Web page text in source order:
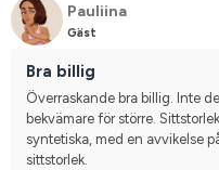
Pauliina
Gäst
Bra billig
Överraskande bra billig. Inte
bekvämare för större.
syntetiska, med en avvikelse
sittstorlek.